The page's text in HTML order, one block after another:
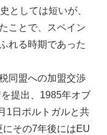
としては短いが、
ことで、スペイン
れる時期であった
同盟への加盟交渉
提出、1985年オブ
1日ポルトガルと共
その7年後にはEU